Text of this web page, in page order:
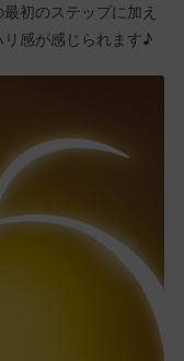
初のステップに加え
感が感じられます♪